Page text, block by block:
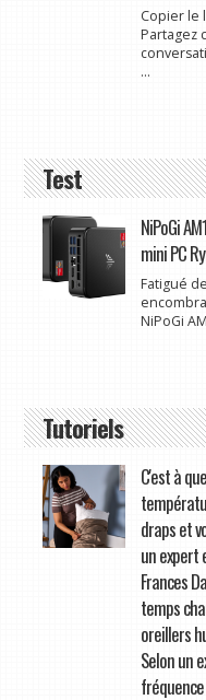
Copier le
Partagez
...
Test
NiPoGi
mini PC
Fatigué
NiPoGi
Tutoriels
C'est à
draps et
un expert
Frances
temps
oreillers
Selon un